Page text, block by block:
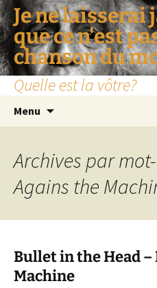
Je ne laisserai
que ce n'est
chanson du
Quelle est la vôtre?
Menu
Archives par
Agains the
Bullet in the Head
Machine